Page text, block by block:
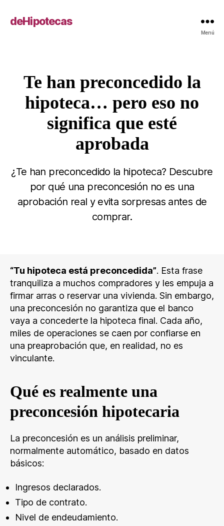
deHipotecas
Menú
Categorías
Te han preconcedido la
hipoteca… pero eso no
significa que esté
aprobada
¿Te han preconcedido la hipoteca? Descubre
por qué una preconcesión no es una
aprobación real y evita sorpresas antes de
comprar.
“Tu hipoteca está preconcedida”. Esta frase
tranquiliza a muchos compradores y les empuja a
firmar arras o reservar una vivienda. Sin embargo,
una preconcesión no garantiza que el banco
vaya a concederte la hipoteca final. Cada año,
miles de operaciones se caen por confiarse en
una preaprobación que, en realidad, no es
vinculante.
Qué es realmente una
preconcesión hipotecaria
La preconcesión es un análisis preliminar,
normalmente automático, basado en datos
básicos:
Ingresos declarados.
Tipo de contrato.
Nivel de endeudamiento.